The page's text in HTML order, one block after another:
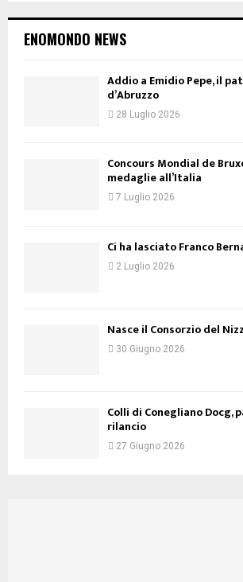
ENOMONDO NEWS
Addio a Emidio Pepe, il
d’Abruzzo
28 Luglio 2026
Concours Mondial de
medaglie all’Italia
7 Luglio 2026
Ci ha lasciato Franco
2 Luglio 2026
Nasce il Consorzio del
30 Giugno 2026
Colli di Conegliano Docg,
rilancio
27 Giugno 2026